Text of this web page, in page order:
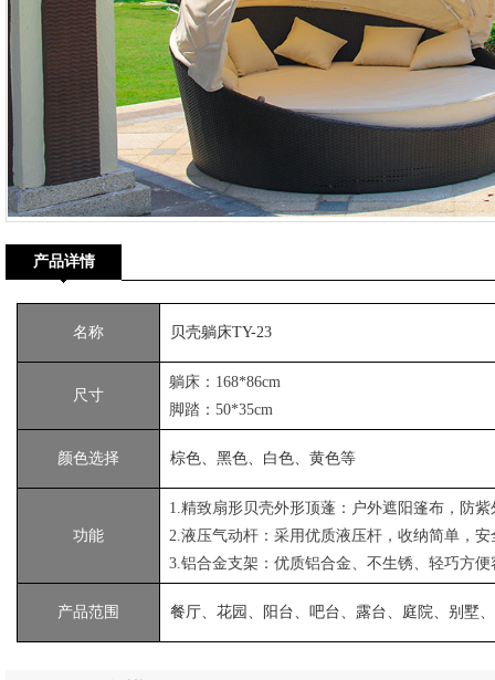
产品详情
名称 贝壳躺床TY-23
尺寸
躺床：168*86cm
脚踏：50*35cm
颜色选择 棕色、黑色、白色、黄色等
功能
1.精致扇形贝壳外形顶蓬：户外遮阳篷布，防
2.液压气动杆：采用优质液压杆，收纳简单，
3.铝合金支架：优质铝合金、不生锈、轻巧方便
产品范围 餐厅、花园、阳台、吧台、露台、庭院、别墅